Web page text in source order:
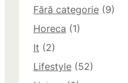
Fără categorie (9)
Horeca (1)
It (2)
Lifestyle (52)